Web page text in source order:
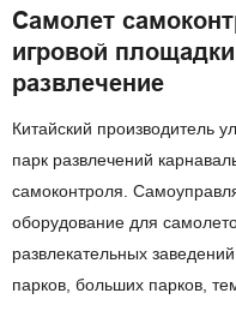
Самолет
игровой
развлечение
Китайский производитель
парк развлечений
самоконтроля.
оборудование для
развлекательных
парков, больших парков,